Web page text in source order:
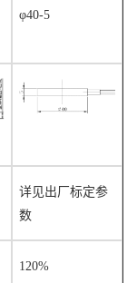
φ40-5
详见出厂标定参
数
120%